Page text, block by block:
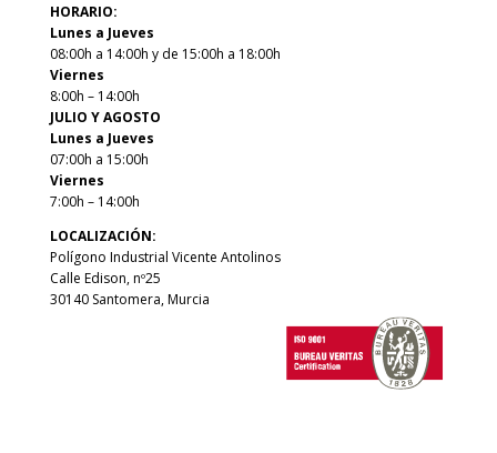
HORARIO:
Lunes a Jueves
08:00h a 14:00h y de 15:00h a 18:00h
Viernes
8:00h – 14:00h
JULIO Y AGOSTO
Lunes a Jueves
07:00h a 15:00h
Viernes
7:00h – 14:00h
LOCALIZACIÓN:
Polígono Industrial Vicente Antolinos
Calle Edison, nº25
30140 Santomera, Murcia